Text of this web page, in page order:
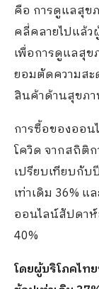
คือ การดูแลสุข
คลี่คลายไปแล้ว
เพื่อการดูแลสุข
ยอมตัดความสะ
สินค้าด้านสุขภ
การซื้อของออน
โควิด จากสถิติ
เปรียบเทียบกั
เท่าเดิม 36%
ออนไลน์สัปดาห์
40%
โดยผู้บริโภคไท